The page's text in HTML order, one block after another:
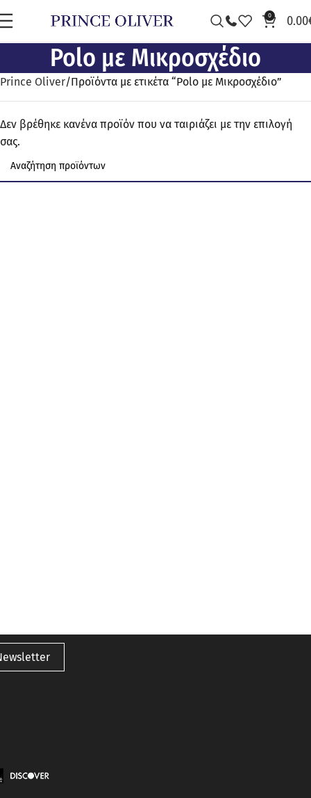
0 0.00
Polo με Μικροσχέδιο
Prince Oliver Προϊόντα με ετικέτα “Polo με Μικροσχέδιο”
Δεν βρέθηκε κανένα προϊόν που να ταιριάζει με την επιλογή
σας.